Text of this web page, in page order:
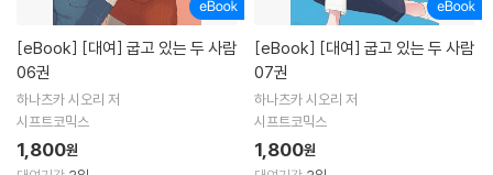
[eBook]
06권
하나츠카 시오리 저
시프트코믹스
1,800원
[eBook]
07권
하나츠카 시오리 저
시프트코믹스
1,800원